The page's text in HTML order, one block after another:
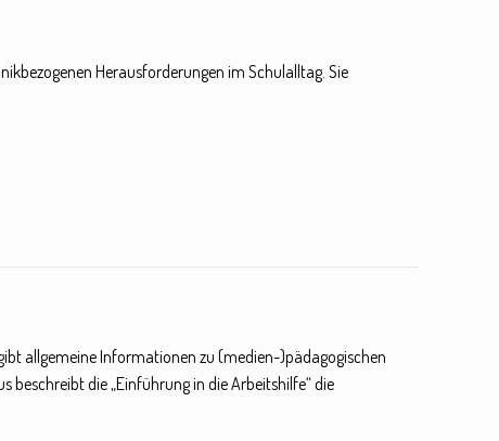
Herausforderungen im Schulalltag. Sie
allgemeine Informationen zu (medien-)pädagogischen
die „Einführung in die Arbeitshilfe“ die